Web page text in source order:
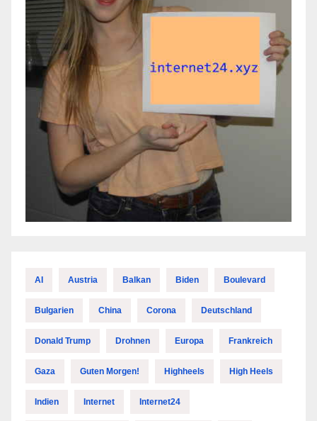
AI Austria Balkan Biden Boulevard
Bulgarien China Corona Deutschland
Donald Trump Drohnen Europa Frankreich
Gaza Guten Morgen! Highheels High Heels
Indien Internet Internet24